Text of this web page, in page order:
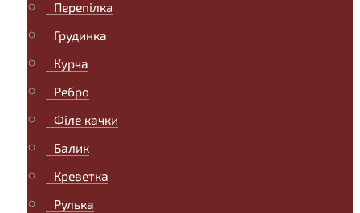
Перепілка
Грудинка
Курча
Ребро
Філе качки
Балик
Креветка
Рулька